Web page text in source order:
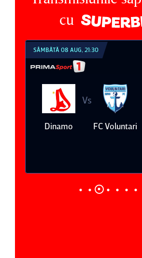
cu
SÂMBĂTĂ 08 AUG, 21:30
Dinamo
Vs
FC Voluntari